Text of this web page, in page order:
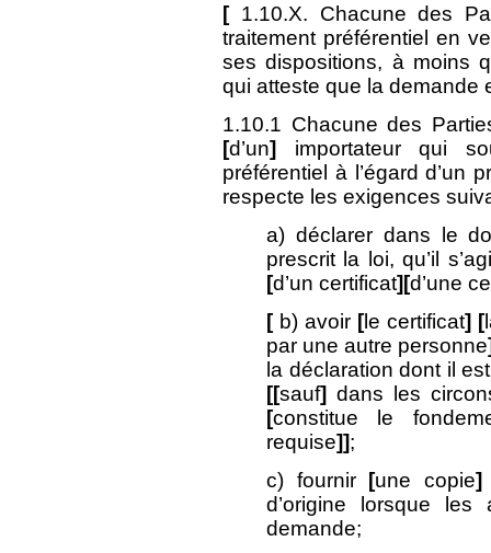
[ 1.10.X. Chacune des
traitement préférentiel en
ses dispositions, à moins
qui atteste que la demande
1.10.1 Chacune des
[d’un] importateur qui
préférentiel à l’égard d’un
respecte les exigences
a) déclarer dans le
prescrit la loi, qu’il
[d’un certificat][d’une
[ b) avoir [le certificat] [
par une autre personne
la déclaration dont il
[[sauf] dans les
[constitue le
requise]];
c) fournir [une copie]
d’origine lorsque
demande;